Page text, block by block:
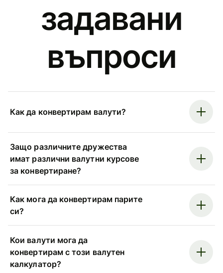
задавани
въпроси
Как да конвертирам валути?
Защо различните дружества
имат различни валутни курсове
за конвертиране?
Как мога да конвертирам парите
си?
Кои валути мога да
конвертирам с този валутен
калкулатор?